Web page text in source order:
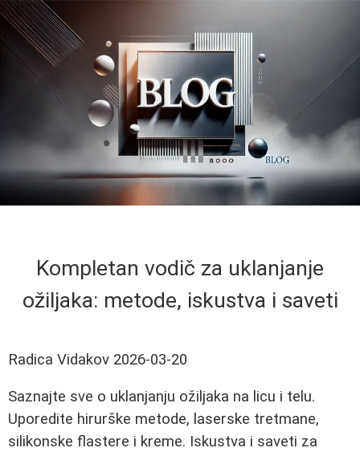
Kompletan vodič za uklanjanje
ožiljaka: metode, iskustva i saveti
Radica Vidakov 2026-03-20
Saznajte sve o uklanjanju ožiljaka na licu i telu.
Uporedite hirurške metode, laserske tretmane,
silikonske flastere i kreme. Iskustva i saveti za